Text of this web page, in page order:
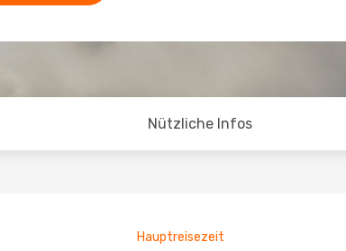
Nützliche Infos
Hauptreisezeit